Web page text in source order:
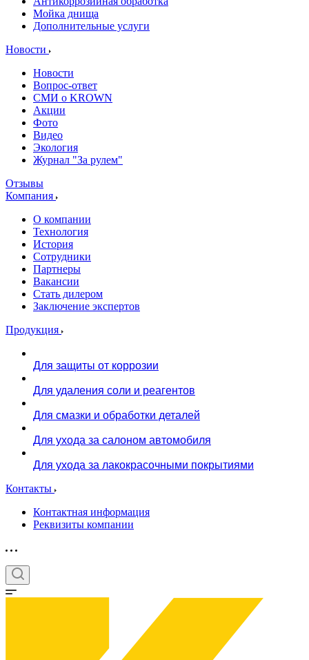
Мойка днища
Дополнительные услуги
Новости
Новости
Вопрос-ответ
СМИ о KROWN
Акции
Фото
Видео
Экология
Журнал "За рулем"
Отзывы
Компания
О компании
Технология
История
Сотрудники
Партнеры
Вакансии
Стать дилером
Заключение экспертов
Продукция
Для защиты от коррозии
Для удаления соли и реагентов
Для смазки и обработки деталей
Для ухода за салоном автомобиля
Для ухода за лакокрасочными покрытиями
Контакты
Контактная информация
Реквизиты компании